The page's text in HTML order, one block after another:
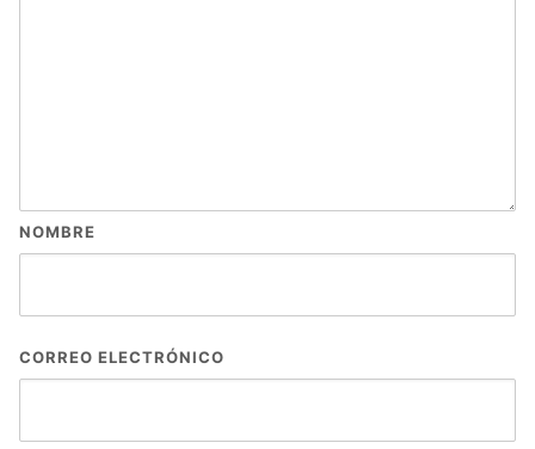
NOMBRE
CORREO ELECTRÓNICO